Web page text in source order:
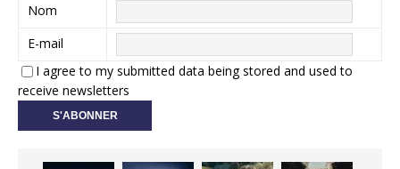
Nom
E-mail
I agree to my submitted data being stored and used to
receive newsletters